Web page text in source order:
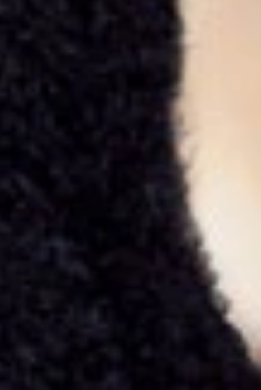
して高い人気を誇る、小間千代